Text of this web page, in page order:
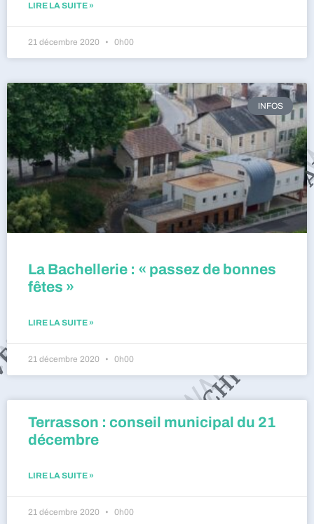
LIRE LA SUITE »
21 décembre 2020 0h00
INFOS
La Bachellerie : « passez de bonnes
fêtes »
LIRE LA SUITE »
21 décembre 2020 0h00
Terrasson : conseil municipal du 21
décembre
LIRE LA SUITE »
21 décembre 2020 0h00